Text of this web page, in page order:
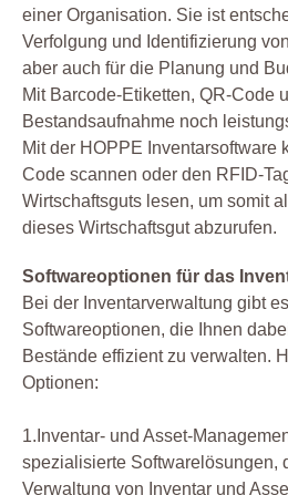
einer Organisation. Sie ist
Verfolgung und Identifizierung
aber auch für die Planung und
Mit Barcode-Etiketten, QR-Code
Bestandsaufnahme noch
Mit der HOPPE Inventarsoftware
Code scannen oder den RFID-
Wirtschaftsguts lesen, um somit
dieses Wirtschaftsgut abzurufen.
Softwareoptionen für das
Bei der Inventarverwaltung gibt
Softwareoptionen, die Ihnen
Bestände effizient zu verwalten.
Optionen:
1.Inventar- und Asset-
spezialisierte Softwarelösungen,
Verwaltung von Inventar und